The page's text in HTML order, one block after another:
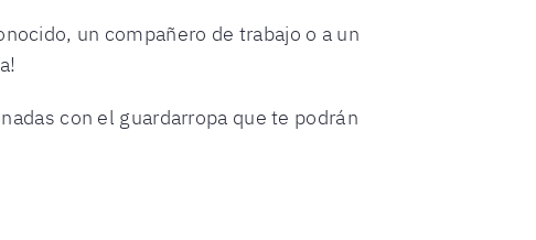
un compañero de trabajo o a un
con el guardarropa que te podrán